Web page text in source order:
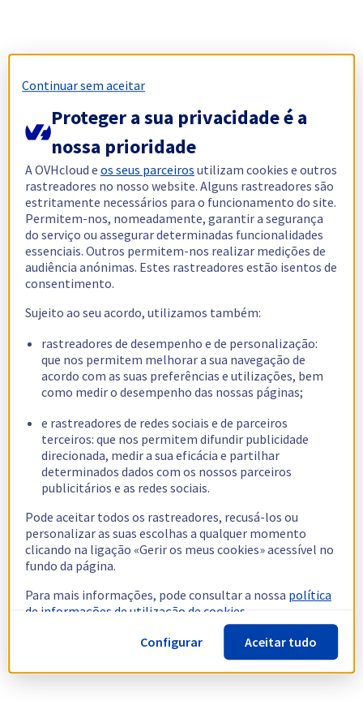
Continuar sem aceitar
Proteger a sua privacidade é a
nossa prioridade
A OVHcloud eos seus parceiros utilizam cookies e outros
rastreadores no nosso website. Alguns rastreadores são
estritamente necessários para o funcionamento do site.
Permitem-nos, nomeadamente, garantir a segurança
do serviço ou assegurar determinadas funcionalidades
essenciais. Outros permitem-nos realizar medições de
audiência anónimas. Estes rastreadores estão isentos de
consentimento.
Sujeito ao seu acordo, utilizamos também:
rastreadores de desempenho e de personalização:
que nos permitem melhorar a sua navegação de
acordo com as suas preferências e utilizações, bem
como medir o desempenho das nossas páginas;
e rastreadores de redes sociais e de parceiros
terceiros: que nos permitem difundir publicidade
direcionada, medir a sua eficácia e partilhar
determinados dados com os nossos parceiros
publicitários e as redes sociais.
Pode aceitar todos os rastreadores, recusá-los ou
personalizar as suas escolhas a qualquer momento
clicando na ligação «Gerir os meus cookies» acessível no
fundo da página.
Para mais informações, pode consultar a nossa política
de informações de utilização de cookies.
Configurar
Aceitar tudo